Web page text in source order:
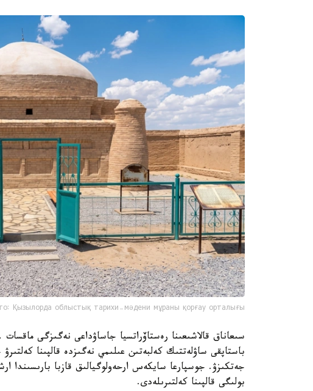
Қызылорда облыстық тарихи-мәдени мұраны қорғау орталығы
سىعاناق قالاشىعىنا رەستاۆراتسيا جاساۋداعى نەگىزگى
باستاپقى ساۋلەتتىك كەلبەتىن عىلىمي نەگىزدە قالپىنا
بولىگى قالپىنا كەلتىرىلەدى.